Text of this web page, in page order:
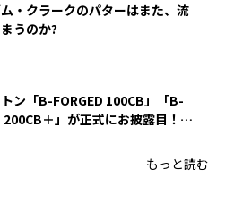
・クラークのパターはまた、流
うのか?
ン「B-FORGED 100CB」「B-
200CB＋」が正式にお披露目！
もっと読む